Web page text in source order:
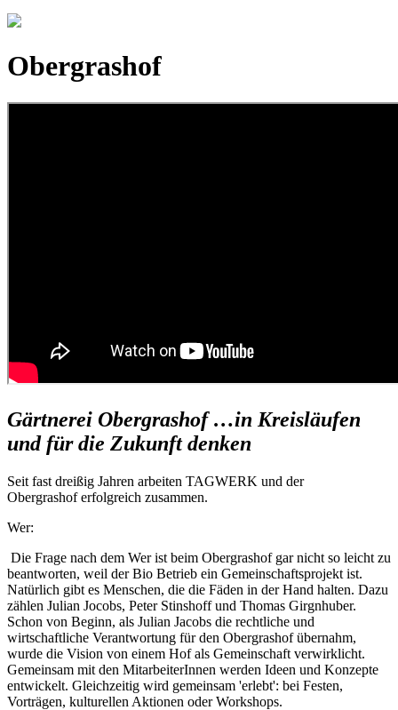
Obergrashof
Gärtnerei Obergrashof …in Kreisläufen
und für die Zukunft denken
Seit fast dreißig Jahren arbeiten TAGWERK und der
Obergrashof erfolgreich zusammen.
Wer:
Die Frage nach dem Wer ist beim Obergrashof gar nicht so leicht zu
beantworten, weil der Bio Betrieb ein Gemeinschaftsprojekt ist.
Natürlich gibt es Menschen, die die Fäden in der Hand halten. Dazu
zählen Julian Jocobs, Peter Stinshoff und Thomas Girgnhuber.
Schon von Beginn, als Julian Jacobs die rechtliche und
wirtschaftliche Verantwortung für den Obergrashof übernahm,
wurde die Vision von einem Hof als Gemeinschaft verwirklicht.
Gemeinsam mit den MitarbeiterInnen werden Ideen und Konzepte
entwickelt. Gleichzeitig wird gemeinsam 'erlebt': bei Festen,
Vorträgen, kulturellen Aktionen oder Workshops.